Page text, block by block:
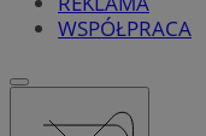
WSPÓŁPRACA